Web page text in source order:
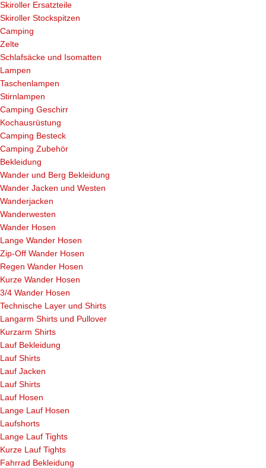
Skiroller Ersatzteile
Skiroller Stockspitzen
Camping
Zelte
Schlafsäcke und Isomatten
Lampen
Taschenlampen
Stirnlampen
Camping Geschirr
Kochausrüstung
Camping Besteck
Camping Zubehör
Bekleidung
Wander und Berg Bekleidung
Wander Jacken und Westen
Wanderjacken
Wanderwesten
Wander Hosen
Lange Wander Hosen
Zip-Off Wander Hosen
Regen Wander Hosen
Kurze Wander Hosen
3/4 Wander Hosen
Technische Layer und Shirts
Langarm Shirts und Pullover
Kurzarm Shirts
Lauf Bekleidung
Lauf Shirts
Lauf Jacken
Lauf Shirts
Lauf Hosen
Lange Lauf Hosen
Laufshorts
Lange Lauf Tights
Kurze Lauf Tights
Fahrrad Bekleidung